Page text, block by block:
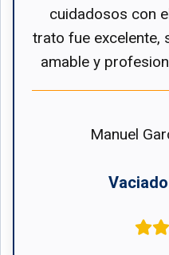
cuidadosos con
trato fue excelente,
amable y
Manuel